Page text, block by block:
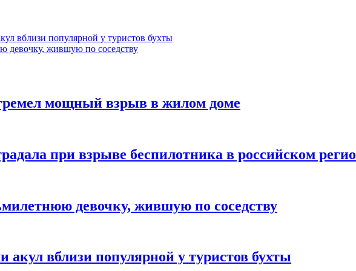
вблизи популярной у туристов бухты
девочку, жившую по соседству
мощный взрыв в жилом доме
при взрыве беспилотника в российском
девочку, жившую по соседству
вблизи популярной у туристов бухты